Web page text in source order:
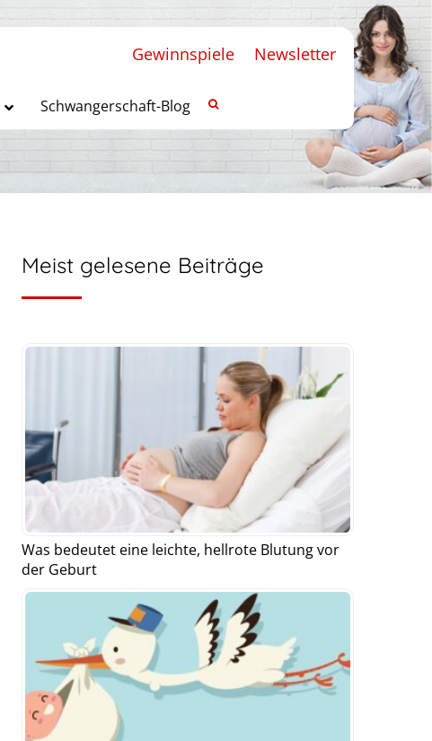
Gewinnspiele Newsletter
Schwangerschaft-Blog
Meist gelesene Beiträge
Was bedeutet eine leichte, hellrote Blutung vor
der Geburt